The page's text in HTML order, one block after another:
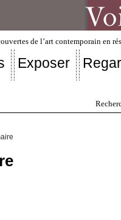
de l’art contemporain en
Exposer